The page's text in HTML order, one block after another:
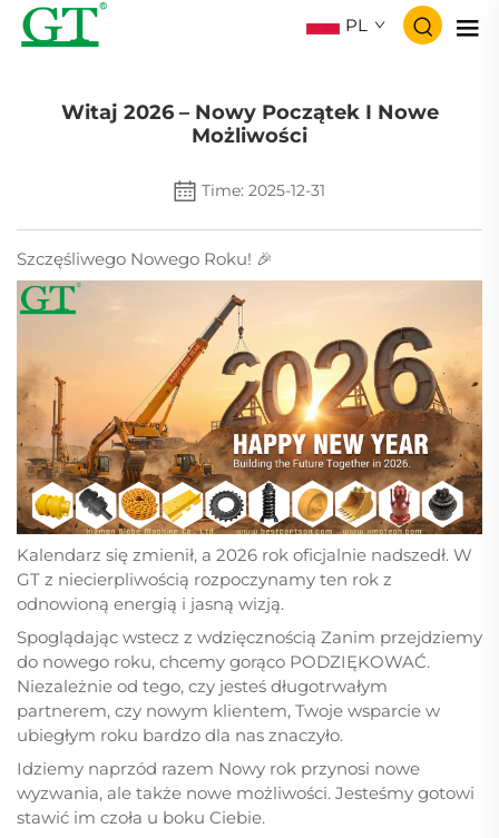
PL
Witaj 2026 – Nowy Początek I Nowe
Możliwości
Time: 2025-12-31
Szczęśliwego Nowego Roku! 🎉
Kalendarz się zmienił, a 2026 rok oficjalnie nadszedł. W
GT z niecierpliwością rozpoczynamy ten rok z
odnowioną energią i jasną wizją.
Spoglądając wstecz z wdzięcznością Zanim przejdziemy
do nowego roku, chcemy gorąco PODZIĘKOWAĆ.
Niezależnie od tego, czy jesteś długotrwałym
partnerem, czy nowym klientem, Twoje wsparcie w
ubiegłym roku bardzo dla nas znaczyło.
Idziemy naprzód razem Nowy rok przynosi nowe
wyzwania, ale także nowe możliwości. Jesteśmy gotowi
stawić im czoła u boku Ciebie.